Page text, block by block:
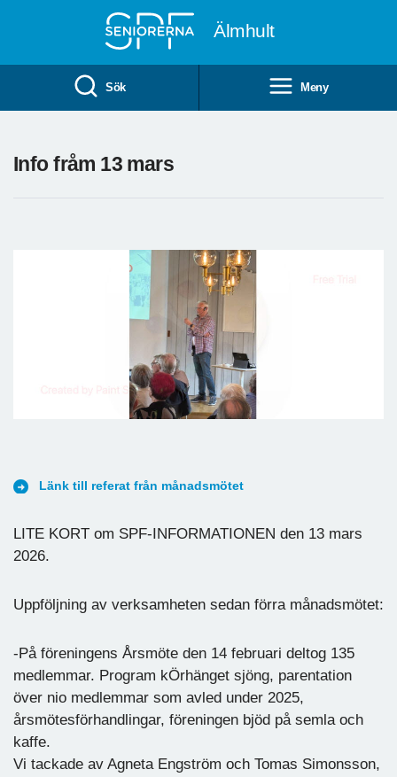
Älmhult
Sök Meny
Info fråm 13 mars
Länk till referat från månadsmötet
LITE KORT om SPF-INFORMATIONEN den 13 mars
2026.
Uppföljning av verksamheten sedan förra månadsmötet:
-På föreningens Årsmöte den 14 februari deltog 135
medlemmar. Program kÖrhänget sjöng, parentation
över nio medlemmar som avled under 2025,
årsmötesförhandlingar, föreningen bjöd på semla och
kaffe.
Vi tackade av Agneta Engström och Tomas Simonsson,